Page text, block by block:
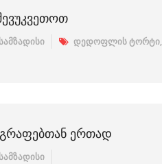
დედოფლის ტორტი,
ᲔᲠᲗᲐᲓ